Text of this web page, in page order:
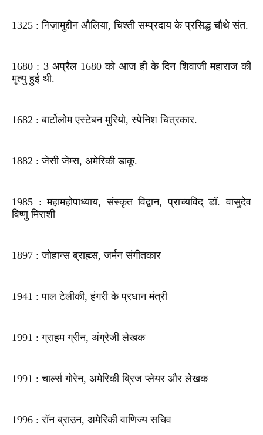
1325 : निज़ामुद्दीन औलिया, चिश्ती सम्प्रदाय के प्रसिद्ध चौथे संत.
1680 : 3 अप्रैल 1680 को आज ही के दिन शिवाजी महाराज की
मृत्यु हुई थी.
1682 : बार्टोलोम एस्टेबन मुरियो, स्पेनिश चित्रकार.
1882 : जेसी जेम्स, अमेरिकी डाकू.
1985 : महामहोपाध्याय, संस्कृत विद्वान, प्राच्यविद् डॉ. वासुदेव
विष्णु मिराशी
1897 : जोहान्स ब्राह्म्स, जर्मन संगीतकार
1941 : पाल टेलीकी, हंगरी के प्रधान मंत्री
1991 : ग्राहम ग्रीन, अंग्रेजी लेखक
1991 : चार्ल्स गोरेन, अमेरिकी ब्रिज प्लेयर और लेखक
1996 : रॉन ब्राउन, अमेरिकी वाणिज्य सचिव